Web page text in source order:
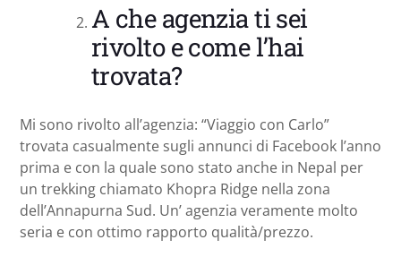
A che agenzia ti sei
rivolto e come l’hai
trovata?
Mi sono rivolto all’agenzia: “Viaggio con Carlo”
trovata casualmente sugli annunci di Facebook l’anno
prima e con la quale sono stato anche in Nepal per
un trekking chiamato Khopra Ridge nella zona
dell’Annapurna Sud. Un’ agenzia veramente molto
seria e con ottimo rapporto qualità/prezzo.